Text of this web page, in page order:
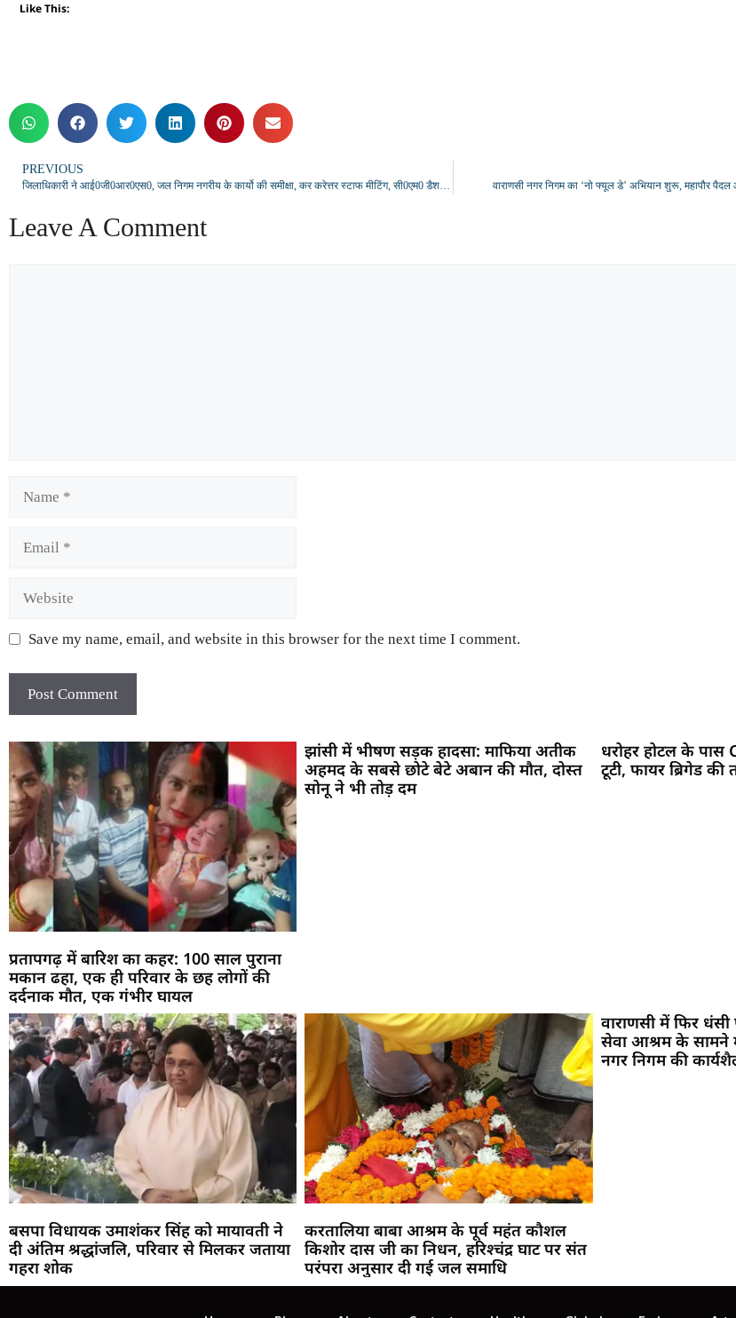
Like This:
PREVIOUS
जिलाधिकारी ने आई0जी0आर0एस0, जल निगम नगरीय के कार्यो की समीक्षा, कर करेत्तर स्टाफ मीटिंग, सी0एम0 डैशबोर्ड राजस्व की बैठक कर की समीक्षा वाराणसी नगर निगम का ‘नो फ्यूल डे’ अभियान शुरू, महापौर
Leave A Comment
Save my name, email, and website in this browser for the next time I comment.
प्रतापगढ़ में बारिश का कहर: 100 साल पुराना
मकान ढहा, एक ही परिवार के छह लोगों की
दर्दनाक मौत, एक गंभीर घायल
झांसी में भीषण सड़क हादसा: माफिया अतीक
अहमद के सबसे छोटे बेटे अबान की मौत, दोस्त
सोनू ने भी तोड़ दम
धरोहर होटल के पास
टूटी, फायर ब्रिगेड की
बसपा विधायक उमाशंकर सिंह को मायावती ने
दी अंतिम श्रद्धांजलि, परिवार से मिलकर जताया
गहरा शोक
करतालिया बाबा आश्रम के पूर्व महंत कौशल
किशोर दास जी का निधन, हरिश्चंद्र घाट पर संत
परंपरा अनुसार दी गई जल समाधि
वाराणसी में फिर
सेवा आश्रम के सामने
नगर निगम की